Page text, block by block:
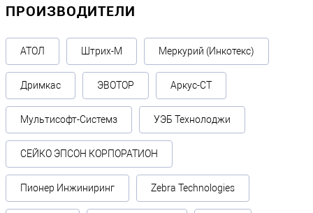
ПРОИЗВОДИТЕЛИ
АТОЛ Штрих-М Меркурий (Инкотекс)
Дримкас ЭВОТОР Аркус-СТ
Мультисофт-Системз УЭБ Технолоджи
СЕЙКО ЭПСОН КОРПОРАТИОН
Пионер Инжиниринг Zebra Technologies